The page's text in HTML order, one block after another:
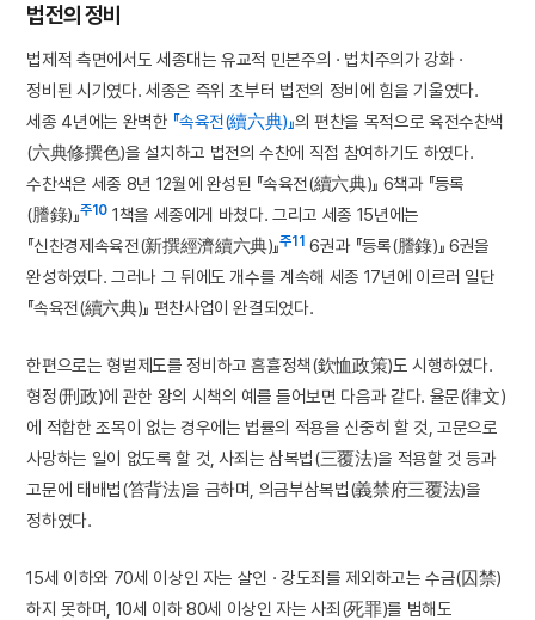
법전의 정비
법제적 측면에서도 세종대는 유교적 민본주의 · 법치주의가 강화 ·
정비된 시기였다. 세종은 즉위 초부터 법전의 정비에 힘을 기울였다.
세종 4년에는 완벽한 『속육전(續六典)』의 편찬을 목적으로 육전수찬색
(六典修撰色)을 설치하고 법전의 수찬에 직접 참여하기도 하였다.
수찬색은 세종 8년 12월에 완성된 『속육전(續六典)』 6책과 『등록
(謄錄)』주10 1책을 세종에게 바쳤다. 그리고 세종 15년에는
『신찬경제속육전(新撰經濟續六典)』주11 6권과 『등록(謄錄)』 6권을
완성하였다. 그러나 그 뒤에도 개수를 계속해 세종 17년에 이르러 일단
『속육전(續六典)』 편찬사업이 완결되었다.
한편으로는 형벌제도를 정비하고 흠휼정책(欽恤政策)도 시행하였다.
형정(刑政)에 관한 왕의 시책의 예를 들어보면 다음과 같다. 율문(律文)
에 적합한 조목이 없는 경우에는 법률의 적용을 신중히 할 것, 고문으로
사망하는 일이 없도록 할 것, 사죄는 삼복법(三覆法)을 적용할 것 등과
고문에 태배법(笞背法)을 금하며, 의금부삼복법(義禁府三覆法)을
정하였다.
15세 이하와 70세 이상인 자는 살인 · 강도죄를 제외하고는 수금(囚禁)
하지 못하며, 10세 이하 80세 이상인 자는 사죄(死罪)를 범해도